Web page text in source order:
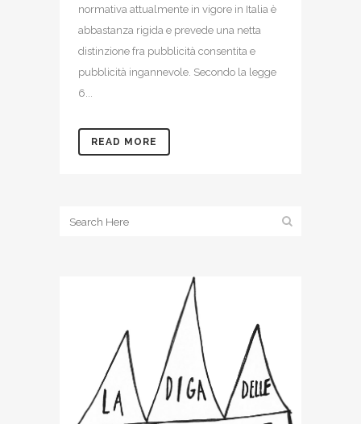
normativa attualmente in vigore in Italia è
abbastanza rigida e prevede una netta
distinzione fra pubblicità consentita e
pubblicità ingannevole. Secondo la legge
6...
READ MORE